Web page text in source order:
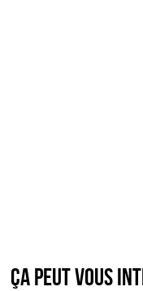
Ça peut vous